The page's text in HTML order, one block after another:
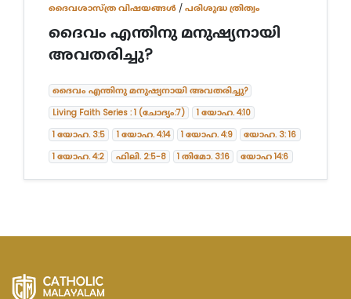
ദൈവശാസ്ത്ര വിഷയങ്ങള്‍ /പരിശുദ്ധ ത്രിത്വം
ദൈവം എന്തിനു മനുഷ്യനായി
അവതരിച്ചു?
ദൈവം എന്തിനു മനുഷ്യനായി അവതരിച്ചു?
Living Faith Series : 1 (ചോദ്യം:7)
1 യോഹ. 4:10
1 യോഹ. 3:5
1 യോഹ. 4:14 1 യോഹ. 4:9
യോഹ. 3: 16
1 യോഹ. 4:2
ഫിലി. 2:5-8 1 തിമോ. 3:16 യോഹ 14:6